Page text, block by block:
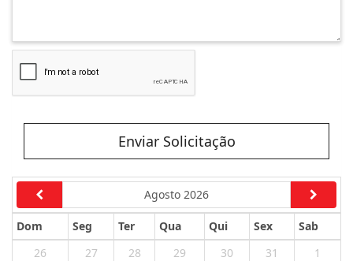
Enviar Solicitação
Agosto 2026
Dom Seg Ter Qua Qui Sex
Sab
26
27 28 29 30 31
1